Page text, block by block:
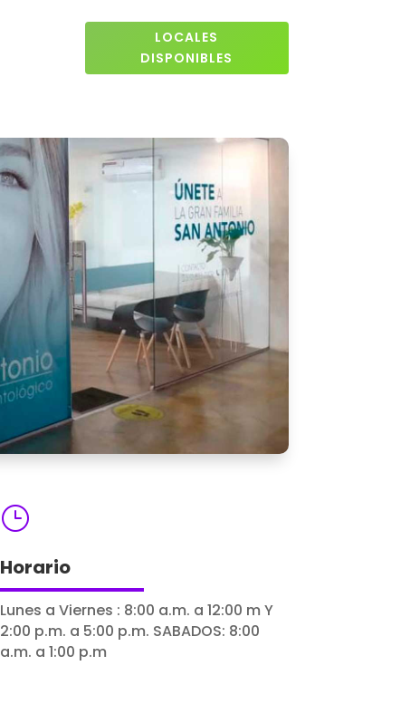
LOCALES
DISPONIBLES
}
Horario
Lunes a Viernes : 8:00 a.m. a 12:00 m Y
2:00 p.m. a 5:00 p.m. SABADOS: 8:00
a.m. a 1:00 p.m